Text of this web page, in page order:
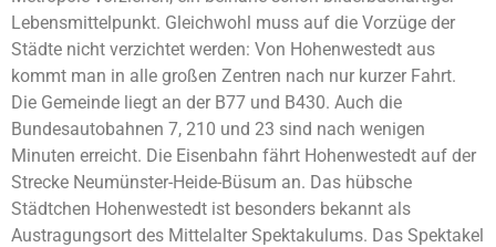
Lebensmittelpunkt. Gleichwohl muss auf die Vorzüge der
Städte nicht verzichtet werden: Von Hohenwestedt aus
kommt man in alle großen Zentren nach nur kurzer Fahrt.
Die Gemeinde liegt an der B77 und B430. Auch die
Bundesautobahnen 7, 210 und 23 sind nach wenigen
Minuten erreicht. Die Eisenbahn fährt Hohenwestedt auf der
Strecke Neumünster-Heide-Büsum an. Das hübsche
Städtchen Hohenwestedt ist besonders bekannt als
Austragungsort des Mittelalter Spektakulums. Das Spektakel